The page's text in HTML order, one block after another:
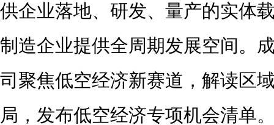
供企业落地、研发、量产的实体
制造企业提供全周期发展空间。
司聚焦低空经济新赛道，解读区
局，发布低空经济专项机会清单